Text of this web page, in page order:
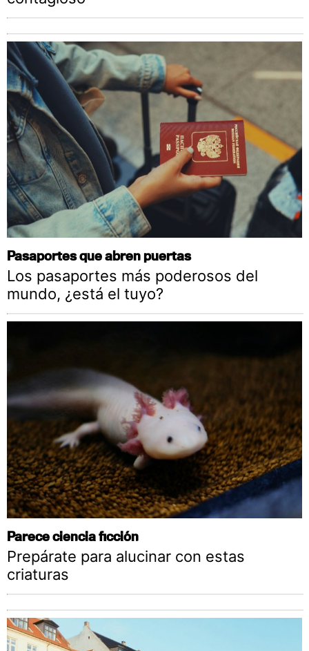
Pasaportes que abren puertas
Los pasaportes más poderosos del
mundo, ¿está el tuyo?
Parece ciencia ficción
Prepárate para alucinar con estas
criaturas